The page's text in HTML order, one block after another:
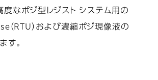
度なポジ型レジスト システム用の
（RTU）および濃縮ポジ現像液の
す。